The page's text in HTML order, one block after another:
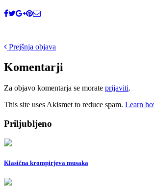
Post
navigation
Prejšnja objava
Komentarji
Za objavo komentarja se morate prijaviti.
This site uses Akismet to reduce spam. Learn
Priljubljeno
Klasična krompirjeva musaka